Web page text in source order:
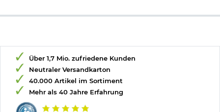
Über 1,7 Mio. zufriedene Kunden
Neutraler Versandkarton
40.000 Artikel im Sortiment
Mehr als 40 Jahre Erfahrung